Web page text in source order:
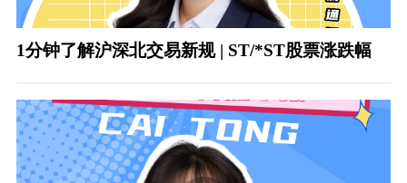
1分钟了解沪深北交易新规 | ST/*ST股票涨跌幅